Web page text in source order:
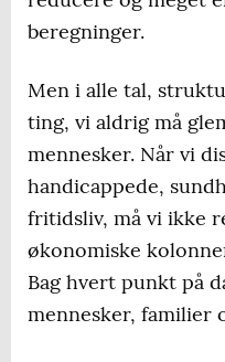
beregninger.
Men i alle tal,
ting, vi aldrig må
mennesker. Når vi
handicappede,
fritidsliv, må vi ikke
økonomiske
Bag hvert punkt på
mennesker, familier